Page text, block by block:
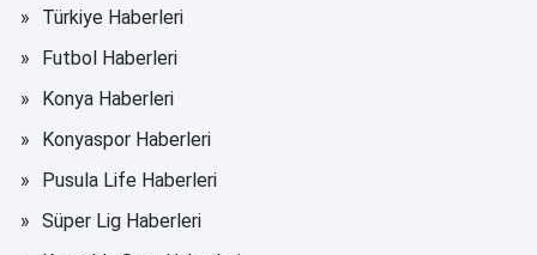
Türkiye Haberleri
Futbol Haberleri
Konya Haberleri
Konyaspor Haberleri
Pusula Life Haberleri
Süper Lig Haberleri